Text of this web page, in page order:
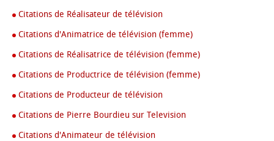
Citations de Réalisateur de télévision
Citations d'Animatrice de télévision (femme)
Citations de Réalisatrice de télévision (femme)
Citations de Productrice de télévision (femme)
Citations de Producteur de télévision
Citations de Pierre Bourdieu sur Television
Citations d'Animateur de télévision